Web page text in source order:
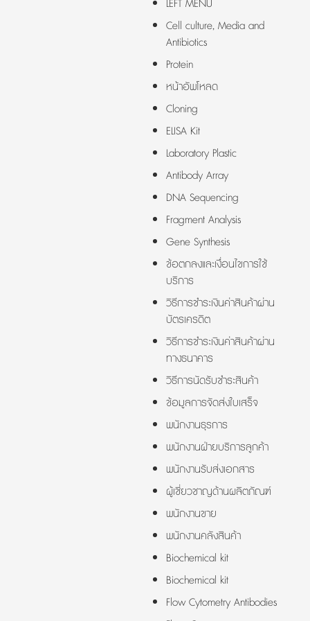
LEFT MENU
Cell culture, Media and
Antibiotics
Protein
หน้าอัพโหลด
Cloning
ELISA Kit
Laboratory Plastic
Antibody Array
DNA Sequencing
Fragment Analysis
Gene Synthesis
ข้อตกลงและเงื่อนไขการใช้
บริการ
วิธีการชำระเงินค่าสินค้าผ่าน
บัตรเครดิต
วิธีการชำระเงินค่าสินค้าผ่าน
ทางธนาคาร
วิธีการนัดรับชำระสินค้า
ข้อมูลการจัดส่งใบเสร็จ
พนักงานธุรการ
พนักงานฝ่ายบริการลูกค้า
พนักงานรับส่งเอกสาร
ผู้เชี่ยวชาญด้านผลิตภัณฑ์
พนักงานขาย
พนักงานคลังสินค้า
Biochemical kit
Biochemical kit
Flow Cytometry Antibodies